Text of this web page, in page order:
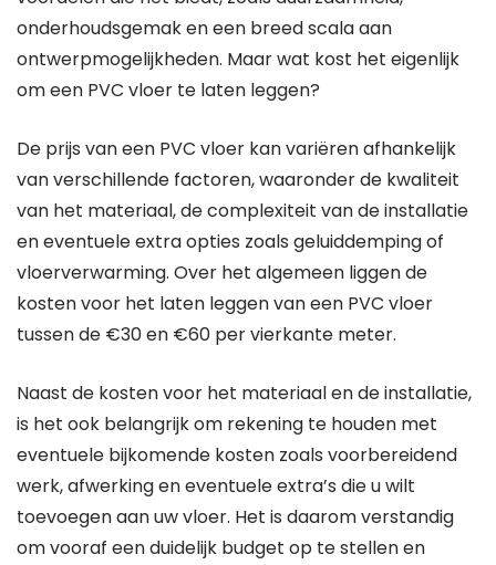
onderhoudsgemak en een breed scala aan
ontwerpmogelijkheden. Maar wat kost het eigenlijk
om een PVC vloer te laten leggen?
De prijs van een PVC vloer kan variëren afhankelijk
van verschillende factoren, waaronder de kwaliteit
van het materiaal, de complexiteit van de installatie
en eventuele extra opties zoals geluiddemping of
vloerverwarming. Over het algemeen liggen de
kosten voor het laten leggen van een PVC vloer
tussen de €30 en €60 per vierkante meter.
Naast de kosten voor het materiaal en de installatie,
is het ook belangrijk om rekening te houden met
eventuele bijkomende kosten zoals voorbereidend
werk, afwerking en eventuele extra’s die u wilt
toevoegen aan uw vloer. Het is daarom verstandig
om vooraf een duidelijk budget op te stellen en